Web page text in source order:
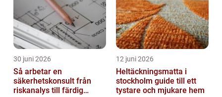
30 juni 2026
Så arbetar en
säkerhetskonsult från
riskanalys till färdig
12 juni 2026
Heltäckningsmatta i
stockholm guide till ett
tystare och mjukare hem